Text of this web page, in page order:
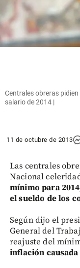
Centrales obreras
salario de 2014 |
11 de octubre de 2013
Las centrales
Nacional
mínimo para
el sueldo de los
Según dijo el
General del
reajuste del
inflación